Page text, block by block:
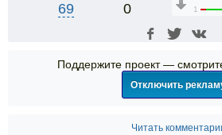
69 0 1
Поддержите проект —
Отключить
Читать